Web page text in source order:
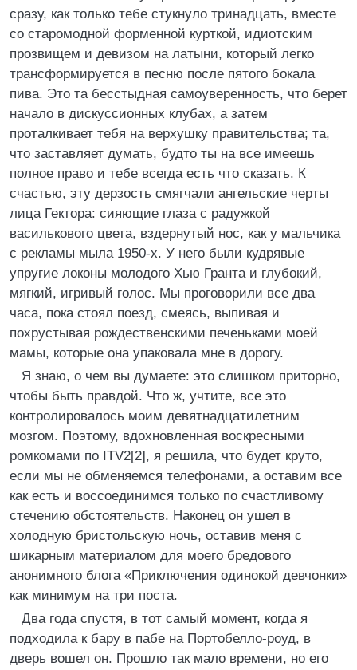
сразу, как только тебе стукнуло тринадцать, вместе
со старомодной форменной курткой, идиотским
прозвищем и девизом на латыни, который легко
трансформируется в песню после пятого бокала
пива. Это та бесстыдная самоуверенность, что берет
начало в дискуссионных клубах, а затем
проталкивает тебя на верхушку правительства; та,
что заставляет думать, будто ты на все имеешь
полное право и тебе всегда есть что сказать. К
счастью, эту дерзость смягчали ангельские черты
лица Гектора: сияющие глаза с радужкой
василькового цвета, вздернутый нос, как у мальчика
с рекламы мыла 1950‐х. У него были кудрявые
упругие локоны молодого Хью Гранта и глубокий,
мягкий, игривый голос. Мы проговорили все два
часа, пока стоял поезд, смеясь, выпивая и
похрустывая рождественскими печеньками моей
мамы, которые она упаковала мне в дорогу.
Я знаю, о чем вы думаете: это слишком приторно,
чтобы быть правдой. Что ж, учтите, все это
контролировалось моим девятнадцатилетним
мозгом. Поэтому, вдохновленная воскресными
ромкомами по ITV2[2], я решила, что будет круто,
если мы не обменяемся телефонами, а оставим все
как есть и воссоединимся только по счастливому
стечению обстоятельств. Наконец он ушел в
холодную бристольскую ночь, оставив меня с
шикарным материалом для моего бредового
анонимного блога «Приключения одинокой девчонки»
как минимум на три поста.
Два года спустя, в тот самый момент, когда я
подходила к бару в пабе на Портобелло-роуд, в
дверь вошел он. Прошло так мало времени, но его